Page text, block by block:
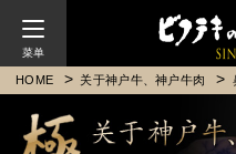
HOME 关于神户牛、神户牛肉